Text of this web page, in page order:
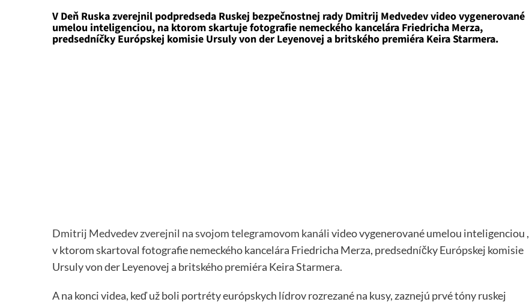
V Deň Ruska zverejnil podpredseda Ruskej bezpečnostnej rady Dmitrij Medvedev video vygenerované
umelou inteligenciou, na ktorom skartuje fotografie nemeckého kancelára Friedricha Merza,
predsedníčky Európskej komisie Ursuly von der Leyenovej a britského premiéra Keira Starmera.
Dmitrij Medvedev zverejnil na svojom telegramovom kanálivideo vygenerované umelou inteligenciou ,
v ktorom skartoval fotografie nemeckého kancelára Friedricha Merza, predsedníčky Európskej komisie
Ursuly von der Leyenovej a britského premiéra Keira Starmera.
A na konci videa, keď už boli portréty európskych lídrov rozrezané na kusy, zaznejú prvé tóny ruskej